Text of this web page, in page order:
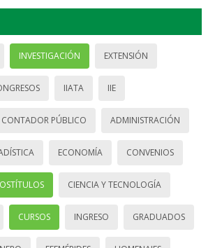
INVESTIGACIÓN EXTENSIÓN
IIATA IIE
CONTADOR PÚBLICO ADMINISTRACIÓN
ECONOMÍA CONVENIOS
CIENCIA Y TECNOLOGÍA
CURSOS INGRESO GRADUADOS